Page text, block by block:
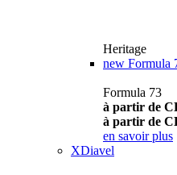
Heritage
new Formula
Formula 73
à partir de
à partir de
en savoir plus
XDiavel